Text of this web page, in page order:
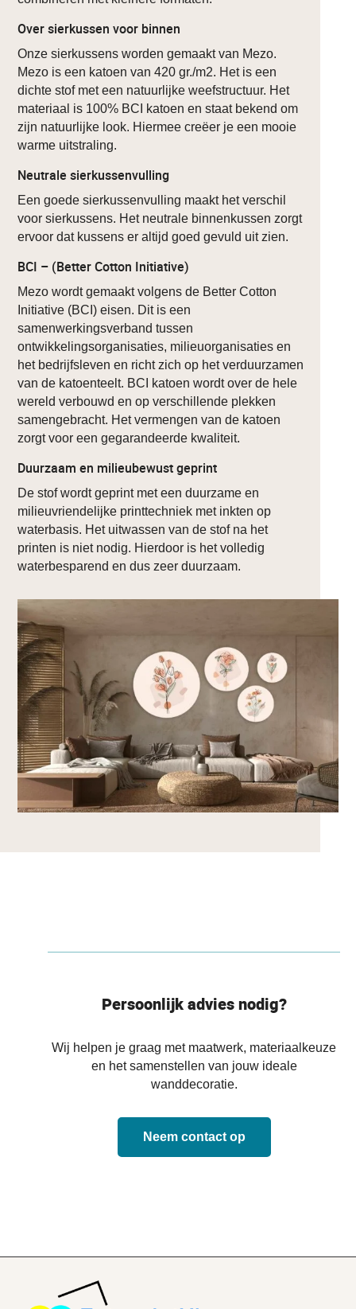
Over sierkussen voor binnen
Onze sierkussens worden gemaakt van Mezo.
Mezo is een katoen van 420 gr./m2. Het is een
dichte stof met een natuurlijke weefstructuur. Het
materiaal is 100% BCI katoen en staat bekend om
zijn natuurlijke look. Hiermee creëer je een mooie
warme uitstraling.
Neutrale sierkussenvulling
Een goede sierkussenvulling maakt het verschil
voor sierkussens. Het neutrale binnenkussen zorgt
ervoor dat kussens er altijd goed gevuld uit zien.
BCI – (Better Cotton Initiative)
Mezo wordt gemaakt volgens de Better Cotton
Initiative (BCI) eisen. Dit is een
samenwerkingsverband tussen
ontwikkelingsorganisaties, milieuorganisaties en
het bedrijfsleven en richt zich op het verduurzamen
van de katoenteelt. BCI katoen wordt over de hele
wereld verbouwd en op verschillende plekken
samengebracht. Het vermengen van de katoen
zorgt voor een gegarandeerde kwaliteit.
Duurzaam en milieubewust geprint
De stof wordt geprint met een duurzame en
milieuvriendelijke printtechniek met inkten op
waterbasis. Het uitwassen van de stof na het
printen is niet nodig. Hierdoor is het volledig
waterbesparend en dus zeer duurzaam.
Persoonlijk advies nodig?
Wij helpen je graag met maatwerk, materiaalkeuze
en het samenstellen van jouw ideale
wanddecoratie.
Neem contact op